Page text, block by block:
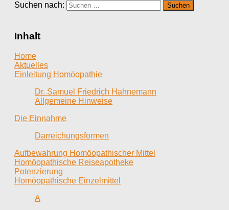
Suchen nach:
Inhalt
Home
Aktuelles
Einleitung Homöopathie
Dr. Samuel Friedrich Hahnemann
Allgemeine Hinweise
Die Einnahme
Darreichungsformen
Aufbewahrung Homöopathischer Mittel
Homöopathische Reiseapotheke
Potenzierung
Homöopathische Einzelmittel
A